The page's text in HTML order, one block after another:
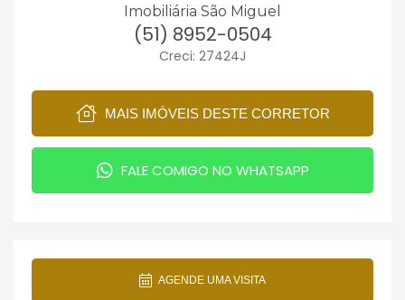
Imobiliária São Miguel
(51) 8952-0504
Creci: 27424J
MAIS IMÓVEIS DESTE CORRETOR
FALE COMIGO NO WHATSAPP
AGENDE UMA VISITA